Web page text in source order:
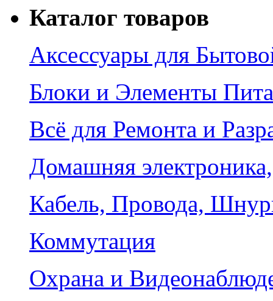
Каталог товаров
Аксессуары для
Блоки и Элементы
Всё для Ремонта и
Домашняя
Кабель, Провода,
Коммутация
Охрана и